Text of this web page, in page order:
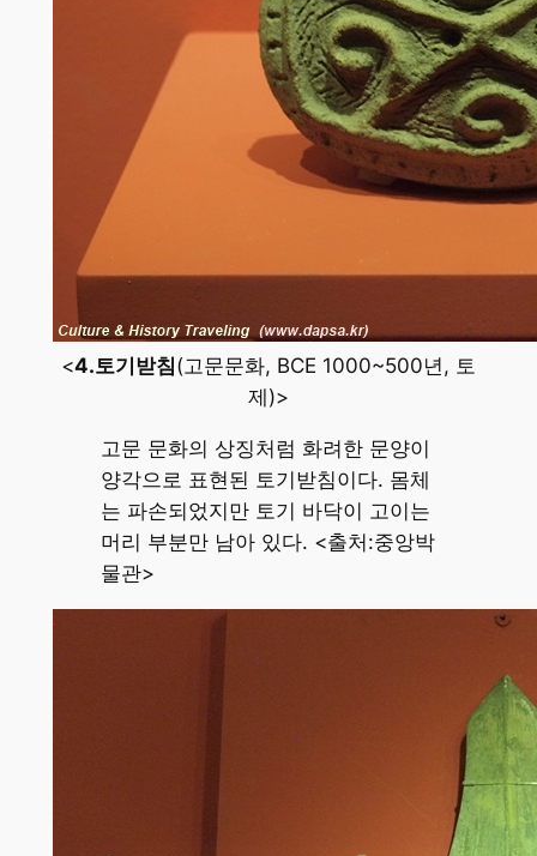
<4.토기받침(고문문화, BCE 1000~500년, 토
제)>
고문 문화의 상징처럼 화려한 문양이
양각으로 표현된 토기받침이다. 몸체
는 파손되었지만 토기 바닥이 고이는
머리 부분만 남아 있다. <출처:중앙박
물관>